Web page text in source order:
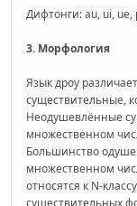
Дифтонги: au, ui, ue,
3. Морфология
Язык дроу
существительные,
Неодушевлённые
множественном
Большинство
множественном
относятся к N-